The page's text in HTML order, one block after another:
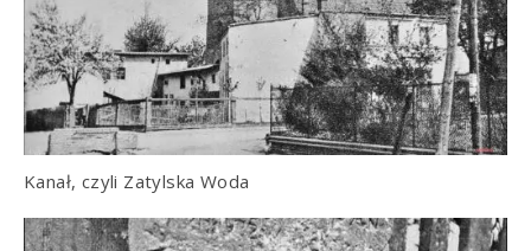
Kanał, czyli Zatylska Woda